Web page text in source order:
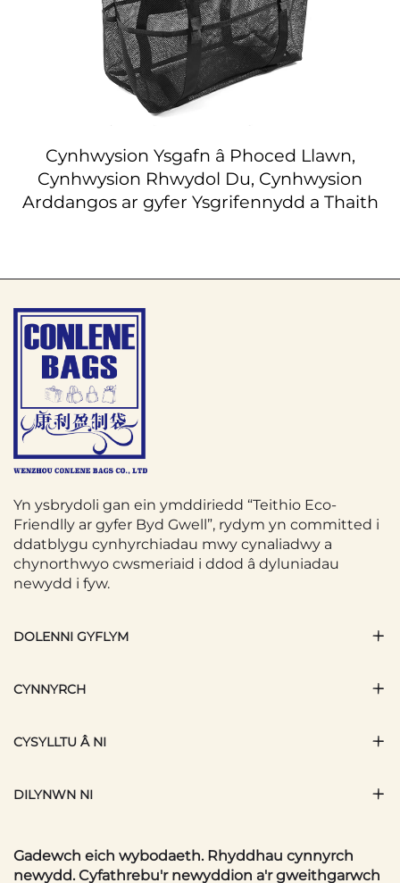
Cynhwysion Ysgafn â Phoced Llawn,
Cynhwysion Rhwydol Du, Cynhwysion
Arddangos ar gyfer Ysgrifennydd a Thaith
Yn ysbrydoli gan ein ymddiriedd “Teithio Eco-
Friendlly ar gyfer Byd Gwell”, rydym yn committed i
ddatblygu cynhyrchiadau mwy cynaliadwy a
chynorthwyo cwsmeriaid i ddod â dyluniadau
newydd i fyw.
DOLENNI GYFLYM
CYNNYRCH
CYSYLLTU Â NI
DILYNWN NI
Gadewch eich wybodaeth. Rhyddhau cynnyrch
newydd. Cyfathrebu'r newyddion a'r gweithgarwch